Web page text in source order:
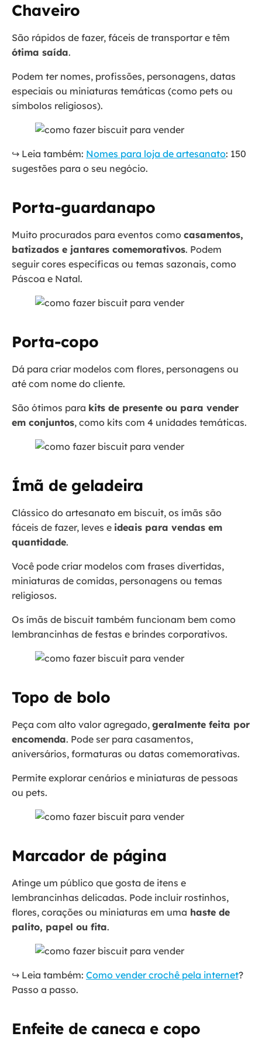
Chaveiro
São rápidos de fazer, fáceis de transportar e têm
ótima saída.
Podem ter nomes, profissões, personagens, datas
especiais ou miniaturas temáticas (como pets ou
símbolos religiosos).
↪️ Leia também: Nomes para loja de artesanato: 150
sugestões para o seu negócio.
Porta-guardanapo
Muito procurados para eventos como casamentos,
batizados e jantares comemorativos. Podem
seguir cores específicas ou temas sazonais, como
Páscoa e Natal.
Porta-copo
Dá para criar modelos com flores, personagens ou
até com nome do cliente.
São ótimos para kits de presente ou para vender
em conjuntos, como kits com 4 unidades temáticas.
Ímã de geladeira
Clássico do artesanato em biscuit, os ímãs são
fáceis de fazer, leves e ideais para vendas em
quantidade.
Você pode criar modelos com frases divertidas,
miniaturas de comidas, personagens ou temas
religiosos.
Os ímãs de biscuit também funcionam bem como
lembrancinhas de festas e brindes corporativos.
Topo de bolo
Peça com alto valor agregado, geralmente feita por
encomenda. Pode ser para casamentos,
aniversários, formaturas ou datas comemorativas.
Permite explorar cenários e miniaturas de pessoas
ou pets.
Marcador de página
Atinge um público que gosta de itens e
lembrancinhas delicadas. Pode incluir rostinhos,
flores, corações ou miniaturas em uma haste de
palito, papel ou fita.
↪️ Leia também: Como vender crochê pela internet?
Passo a passo.
Enfeite de caneca e copo